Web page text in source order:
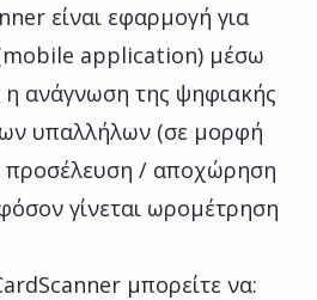
είναι εφαρμογή για
(mobile application) μέσω
η ανάγνωση της ψηφιακής
υπαλλήλων (σε μορφή
προσέλευση / αποχώρηση
γίνεται ωρομέτρηση
μπορείτε να: